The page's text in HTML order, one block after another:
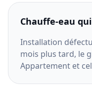
Chauffe-eau
Installation
mois plus tard, le
Appartement et